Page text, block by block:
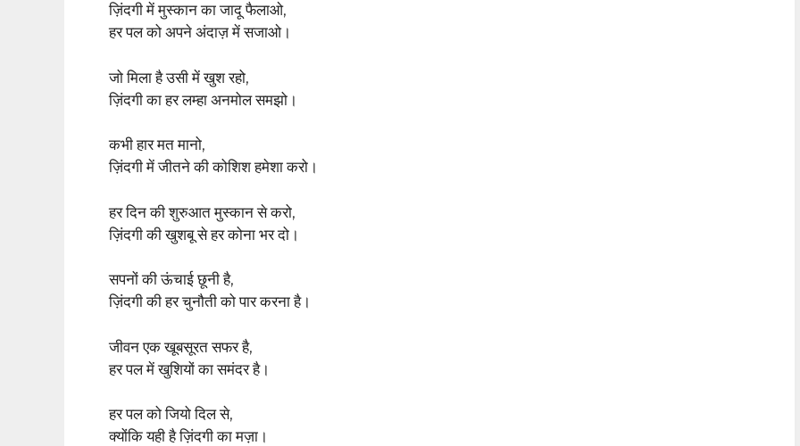
ज़िंदगी में मुस्कान का जादू फैलाओ,
हर पल को अपने अंदाज़ में सजाओ।
जो मिला है उसी में खुश रहो,
ज़िंदगी का हर लम्हा अनमोल समझो।
कभी हार मत मानो,
ज़िंदगी में जीतने की कोशिश हमेशा करो।
हर दिन की शुरुआत मुस्कान से करो,
ज़िंदगी की खुशबू से हर कोना भर दो।
सपनों की ऊंचाई छूनी है,
ज़िंदगी की हर चुनौती को पार करना है।
जीवन एक खूबसूरत सफर है,
हर पल में खुशियों का समंदर है।
हर पल को जियो दिल से,
क्योंकि यही है ज़िंदगी का मज़ा।